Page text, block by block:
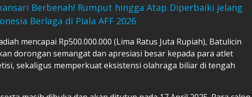
Berbenah! Rumput hingga Atap Diperbaiki jelang
Berlaga di Piala AFF 2026
mencapai Rp500.000.000 (Lima Ratus Juta Rupiah), Batulicin
dorongan semangat dan apresiasi besar kepada para atlet
sekaligus memperkuat eksistensi olahraga biliar di tengah